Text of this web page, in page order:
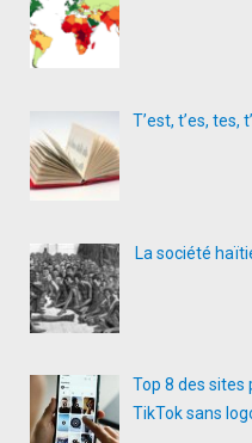
T’est, t’es, tes,
La société
Top 8 des sites
TikTok sans